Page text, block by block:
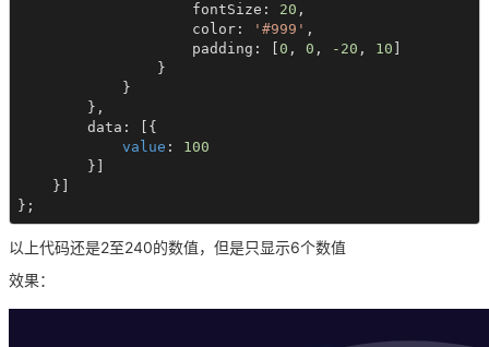
                    fontSize:
20 ,
                    color:
'#999' ,
                    padding: [
0 , 0 , -20 , 10
                }
            }
        },
        data: [{
value : 100
        }]
    }]
};
以上代码还是2至240的数值，但是只显示6个数值
效果：